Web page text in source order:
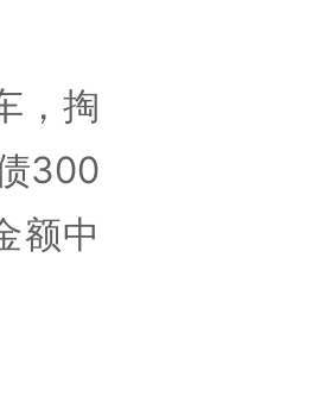
，掏
300
额中